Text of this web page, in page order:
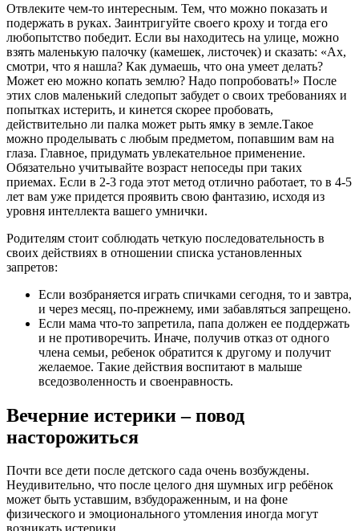
Отвлеките чем-то интересным. Тем, что можно показать и
подержать в руках. Заинтригуйте своего кроху и тогда его
любопытство победит. Если вы находитесь на улице, можно
взять маленькую палочку (камешек, листочек) и сказать: «Ах,
смотри, что я нашла? Как думаешь, что она умеет делать?
Может ею можно копать землю? Надо попробовать!» После
этих слов маленький следопыт забудет о своих требованиях и
попытках истерить, и кинется скорее пробовать,
действительно ли палка может рыть ямку в земле.Такое
можно проделывать с любым предметом, попавшим вам на
глаза. Главное, придумать увлекательное применение.
Обязательно учитывайте возраст непоседы при таких
приемах. Если в 2-3 года этот метод отлично работает, то в 4-5
лет вам уже придется проявить свою фантазию, исходя из
уровня интеллекта вашего умнички.
Родителям стоит соблюдать четкую последовательность в
своих действиях в отношении списка установленных
запретов:
Если возбраняется играть спичками сегодня, то и завтра,
и через месяц, по-прежнему, ими забавляться запрещено.
Если мама что-то запретила, папа должен ее поддержать
и не противоречить. Иначе, получив отказ от одного
члена семьи, ребенок обратится к другому и получит
желаемое. Такие действия воспитают в малыше
вседозволенность и своенравность.
Вечерние истерики – повод
насторожиться
Почти все дети после детского сада очень возбуждены.
Неудивительно, что после целого дня шумных игр ребёнок
может быть уставшим, взбудораженным, и на фоне
физического и эмоционального утомления иногда могут